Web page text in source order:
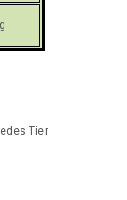
Tier